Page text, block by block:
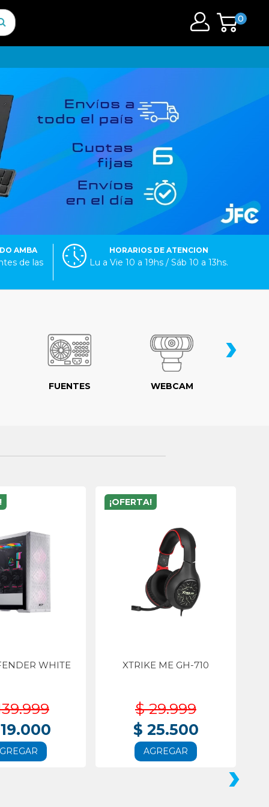
0
AMBA
de las
HORARIOS DE ATENCION
Lu a Vie 10 a 19hs / Sáb 10 a 13hs.
FUENTES WEBCAM
›
WHITE
¡OFERTA!
XTRIKE ME GH-710
$ 29.999
$ 25.500
AGREGAR
›